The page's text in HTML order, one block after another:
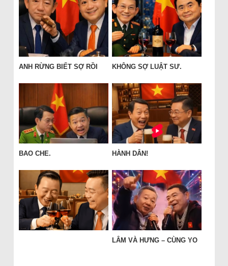
ANH RỪNG BIẾT SỢ RỒI KHÔNG SỢ LUẬT SƯ.
BAO CHE. HÀNH DÂN!
LÂM VÀ HƯNG – CÙNG YO